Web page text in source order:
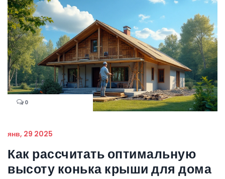
0
янв, 29 2025
Как рассчитать оптимальную
высоту конька крыши для дома